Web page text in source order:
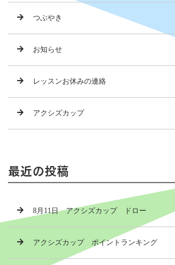
つぶやき
お知らせ
レッスンお休みの連絡
アクシズカップ
最近の投稿
8月11日 アクシズカップ ドロー
アクシズカップ ポイントランキング